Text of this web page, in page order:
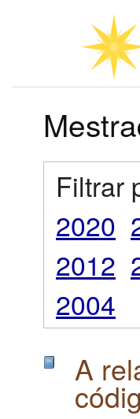
Filtrar
2020
2012
2004
A